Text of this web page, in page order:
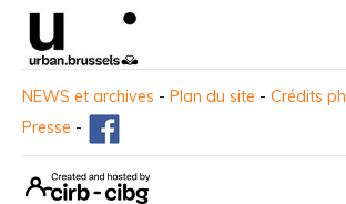
NEWS et archives - Plan du site - Crédits
Presse -